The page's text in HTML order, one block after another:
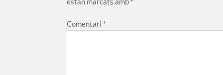
Comentari *